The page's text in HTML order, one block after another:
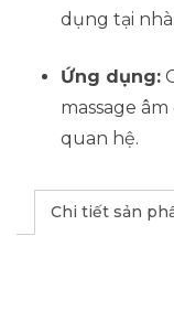
dụng tại nhà.
Ứng dụng:
massage
quan hệ.
Chi tiết sản